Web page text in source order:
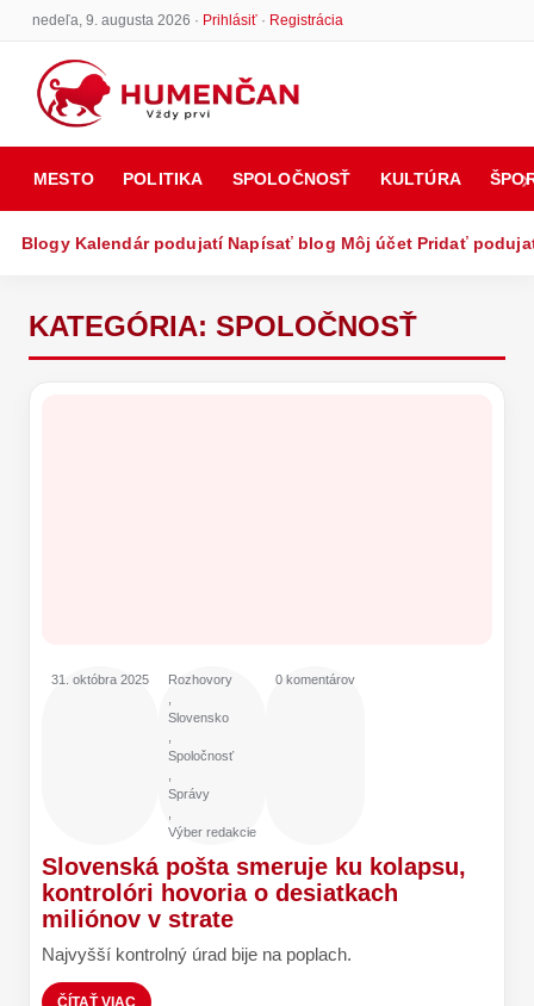
nedeľa, 9. augusta 2026 · Prihlásiť· Registrácia
MESTO POLITIKA SPOLOČNOSŤ KULTÚRA
Blogy Kalendár podujatí Napísať blog Môj účet Pridať
KATEGÓRIA: SPOLOČNOSŤ
31. októbra 2025
Rozhovory
Slovensko
Spoločnosť
Správy
Výber redakcie
0 komentárov
Slovenská pošta smeruje ku kolapsu,
kontrolóri hovoria o desiatkach
miliónov v strate
Najvyšší kontrolný úrad bije na poplach.